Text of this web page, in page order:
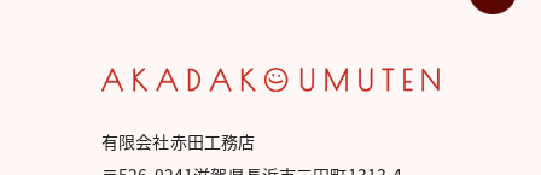
有限会社赤田工務店